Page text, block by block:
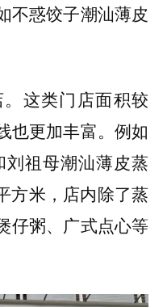
不惑饺子潮汕薄皮
。这类门店面积较
也更加丰富。例如
刘祖母潮汕薄皮蒸
方米，店内除了蒸
仔粥、广式点心等